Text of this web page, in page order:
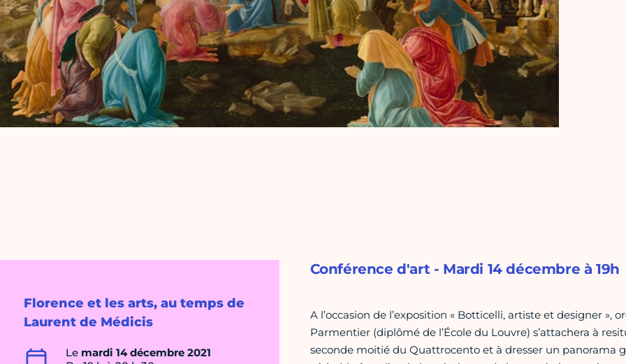
Florence et les arts, au temps de
Laurent de Médicis
Le mardi 14 décembre 2021
Conférence d'art - Mardi 14 décembre à 19h
A l’occasion de l’exposition « Botticelli, artiste et designer »,
Parmentier (diplômé de l’École du Louvre) s’attachera à
seconde moitié du Quattrocento et à dresser un panorama